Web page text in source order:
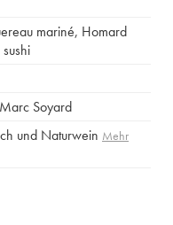
mariné, Homard
Soyard
und Naturwein Mehr